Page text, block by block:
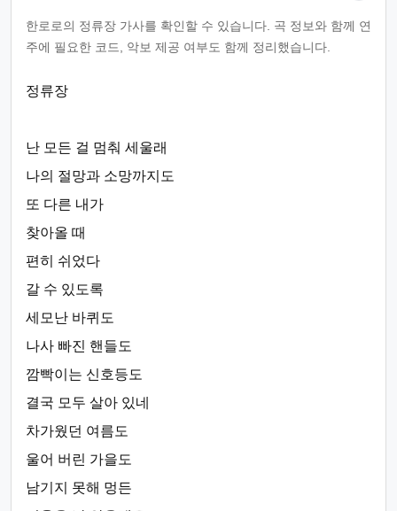
한로로의 정류장 가사를 확인할 수 있습니다. 곡 정보와 함께 연
주에 필요한 코드, 악보 제공 여부도 함께 정리했습니다.
정류장
난 모든 걸 멈춰 세울래
나의 절망과 소망까지도
또 다른 내가
찾아올 때
편히 쉬었다
갈 수 있도록
세모난 바퀴도
나사 빠진 핸들도
깜빡이는 신호등도
결국 모두 살아 있네
차가웠던 여름도
울어 버린 가을도
남기지 못해 멍든